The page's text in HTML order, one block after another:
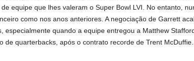
equipe que lhes valeram o Super Bowl LVI. No entanto,
como nos anos anteriores. A negociação de Garrett
especialmente quando a equipe entregou a Matthew
de quarterbacks, após o contrato recorde de Trent McDuffie.